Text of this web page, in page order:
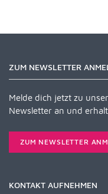
ZUM NEWSLETTER
Melde dich jetzt zu
Newsletter an und
ZUM NEWSLETTER
KONTAKT AUFNEHMEN